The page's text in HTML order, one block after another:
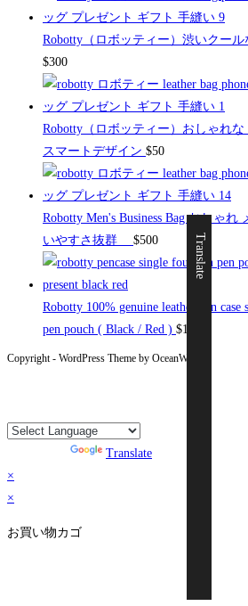
Robotty（ロボッティー）渋いクー
$300
Robotty（ロボッティー）おしゃれ
スマートデザイン $50
Robotty Men's Business Bag おしゃ
いやすさ抜群
$500
Robotty 100% genuine leather pen case
pen pouch ( Black / Red ) $19
Copyright - WordPress Theme by OceanWP
Translate
Translate
×
×
お買い物カゴ